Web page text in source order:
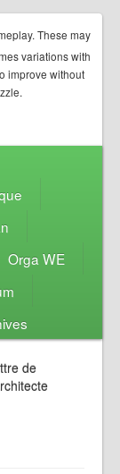
These may
variations with
improve without
Orga WE
de